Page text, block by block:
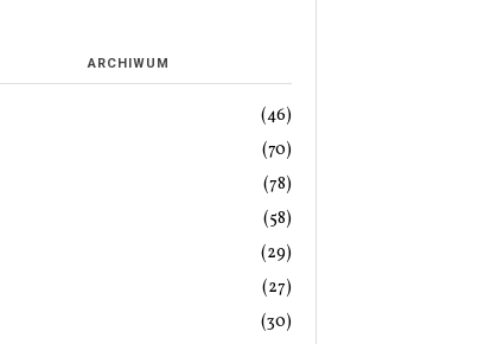
ARCHIWUM
(46)
(70)
(78)
(58)
(29)
(27)
(30)